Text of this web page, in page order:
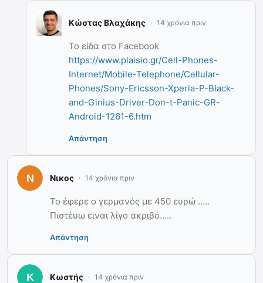
Κώστας Βλαχάκης 14 χρόνια πριν
Το είδα στο Facebook
https://www.plaisio.gr/Cell-Phones-
Internet/Mobile-Telephone/Cellular-
Phones/Sony-Ericsson-Xperia-P-Black-
and-Ginius-Driver-Don-t-Panic-GR-
Android-1261-6.htm
Απάντηση
Νικος 14 χρόνια πριν
Το έφερε ο γερμανός με 450 ευρώ …..
Πιστέυω ειναι λίγο ακριβό…..
Απάντηση
Κωστής 14 χρόνια πριν